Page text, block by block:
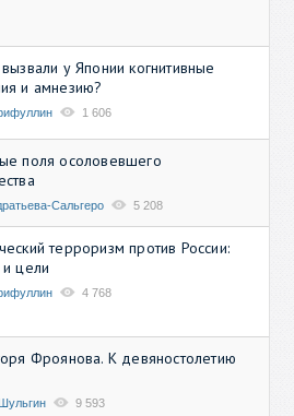
у Японии когнитивные
и амнезию?
1 606
поля осоловевшего
Сальгеро 5 208
терроризм против России:
цели
4 768
Фроянова. К девяностолетию
9 593